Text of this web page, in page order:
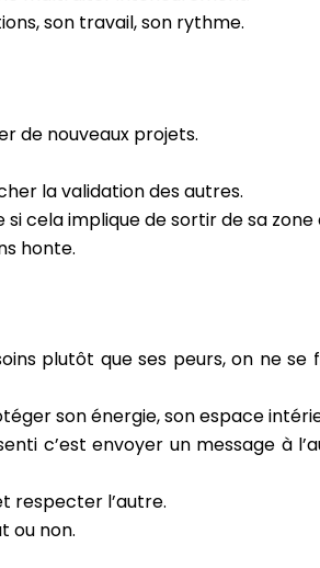
son travail, son rythme.
de nouveaux projets.
la validation des autres.
cela implique de sortir de sa
honte.
plutôt que ses peurs, on ne se
son énergie, son espace
c’est envoyer un message à
respecter l’autre.
ou non.